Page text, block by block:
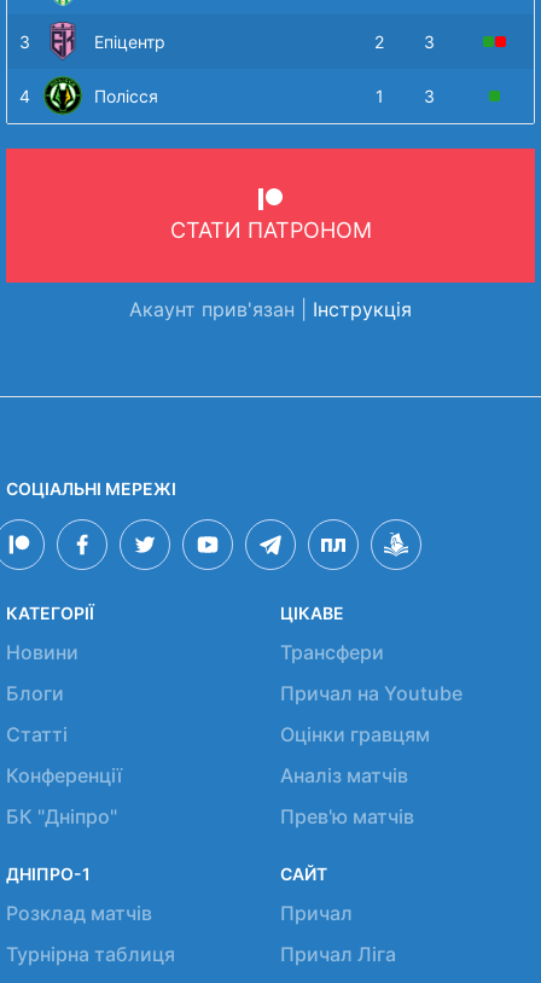
3 Епіцентр 2 3
4 Полісся 1 3
СТАТИ ПАТРОНОМ
Акаунт прив'язан | Інструкція
СОЦІАЛЬНІ МЕРЕЖІ
КАТЕГОРІЇ
Новини
Блоги
Статті
Конференції
БК "Дніпро"
ЦІКАВЕ
Трансфери
Причал на Youtube
Оцінки гравцям
Аналіз матчів
Прев'ю матчів
ДНІПРО-1
Розклад матчів
Турнірна таблиця
САЙТ
Причал
Причал Ліга